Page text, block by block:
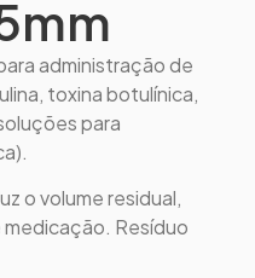
administração de
toxina botulínica,
para
o volume residual,
Resíduo